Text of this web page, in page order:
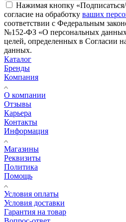
Нажимая кнопку
согласие на обработку ваших
соответствии с Федеральным
№152-ФЗ «О персональных
целей, определенных в Согласии
данных.
Каталог
Бренды
Компания
О компании
Отзывы
Карьера
Контакты
Информация
Магазины
Реквизиты
Политика
Помощь
Условия оплаты
Условия доставки
Гарантия на товар